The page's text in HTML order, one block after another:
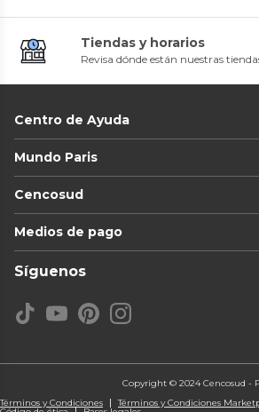
Tiendas y horarios
Revisa dónde están nuestras
Centro de Ayuda
Mundo Paris
Cencosud
Medios de pago
Síguenos
Copyright © 2024 Cencosud -
Términos y Condiciones
Términos y Condiciones